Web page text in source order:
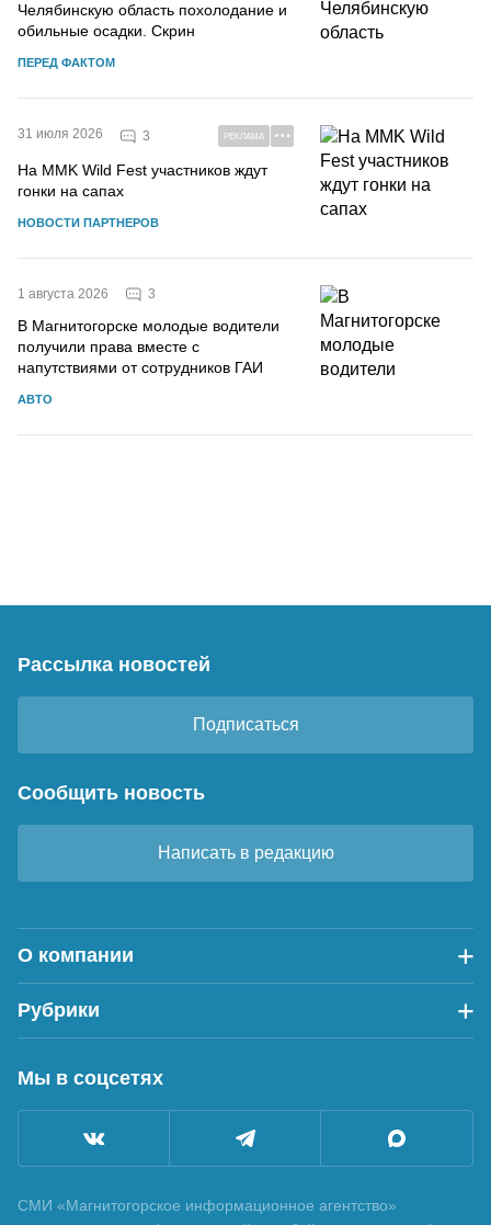
Челябинскую область похолодание и
обильные осадки. Скрин
ПЕРЕД ФАКТОМ
31 июля 2026 3 РЕКЛАМА
На MMK Wild Fest участников ждут
гонки на сапах
НОВОСТИ ПАРТНЕРОВ
1 августа 2026 3
В Магнитогорске молодые водители
получили права вместе с
напутствиями от сотрудников ГАИ
АВТО
Рассылка новостей
Подписаться
Сообщить новость
Написать в редакцию
О компании
Рубрики
Мы в соцсетях
СМИ «Магнитогорское информационное агентство»